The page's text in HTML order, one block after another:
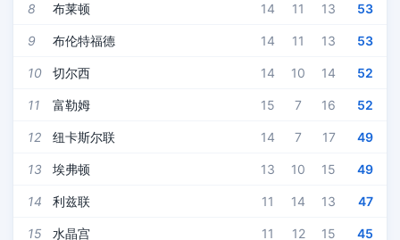
8 布莱顿 14 11 13 53
9 布伦特福德 14 11 13 53
10 切尔西 14 10 14 52
11 富勒姆 15 7 16 52
12 纽卡斯尔联 14 7 17 49
13 埃弗顿 13 10 15 49
14 利兹联 11 14 13 47
15 水晶宫 11 12 15 45